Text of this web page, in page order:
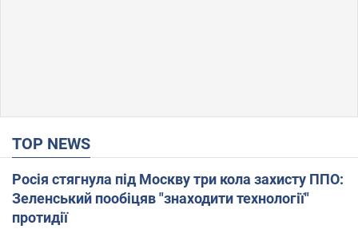
TOP NEWS
Росія стягнула під Москву три кола захисту ППО:
Зеленський пообіцяв "знаходити технології"
протидії